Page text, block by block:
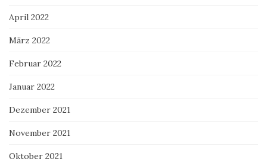
April 2022
März 2022
Februar 2022
Januar 2022
Dezember 2021
November 2021
Oktober 2021